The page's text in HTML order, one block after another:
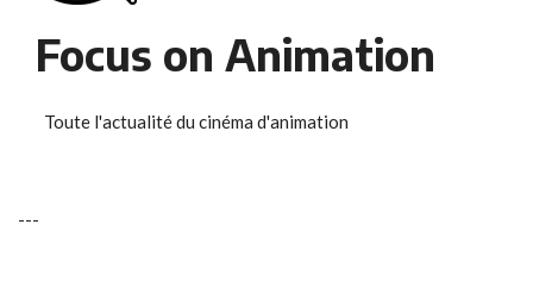
Focus on Animation
Toute l'actualité du cinéma d'animation
---